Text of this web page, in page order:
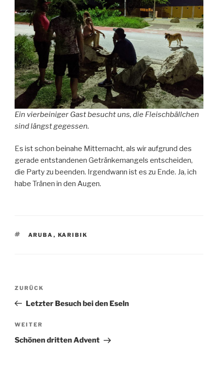
Ein vierbeiniger Gast besucht uns, die Fleischbällchen
sind längst gegessen.
Es ist schon beinahe Mitternacht, als wir aufgrund des
gerade entstandenen Getränkemangels entscheiden,
die Party zu beenden. Irgendwann ist es zu Ende. Ja, ich
habe Tränen in den Augen.
SCHLAGWÖRTER
ARUBA , KARIBIK
Beitragsnavigation
Vorheriger
Beitrag
ZURÜCK
Letzter Besuch bei den Eseln
Nächster
Beitrag
WEITER
Schönen dritten Advent